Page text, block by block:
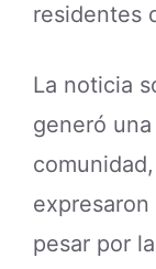
residentes
La noticia
generó
pesar por